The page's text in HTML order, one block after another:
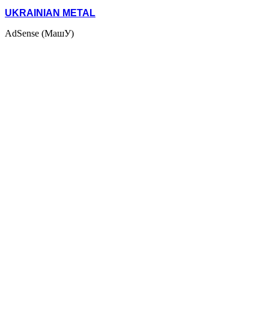
UKRAINIAN METAL
AdSense (МашУ)